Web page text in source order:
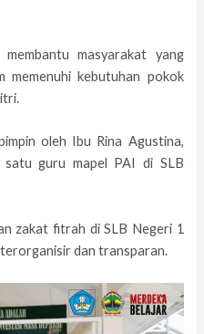
masyarakat yang
memenuhi kebutuhan pokok
oleh Ibu Rina Agustina,
satu guru mapel PAI di SLB
zakat fitrah di SLB Negeri 1
dan transparan.